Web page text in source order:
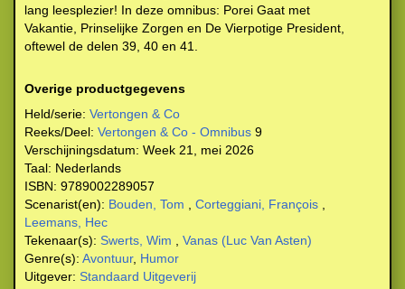
lang leesplezier! In deze omnibus: Porei Gaat met
Vakantie, Prinselijke Zorgen en De Vierpotige President,
oftewel de delen 39, 40 en 41.
Overige productgegevens
Held/serie: Vertongen & Co
Reeks/Deel: Vertongen & Co - Omnibus 9
Verschijningsdatum: Week 21, mei 2026
Taal: Nederlands
ISBN: 9789002289057
Scenarist(en): Bouden, Tom Corteggiani, François
Leemans, Hec
Tekenaar(s): Swerts, Wim
Vanas (Luc Van Asten)
Genre(s): Avontuur, Humor
Uitgever: Standaard Uitgeverij